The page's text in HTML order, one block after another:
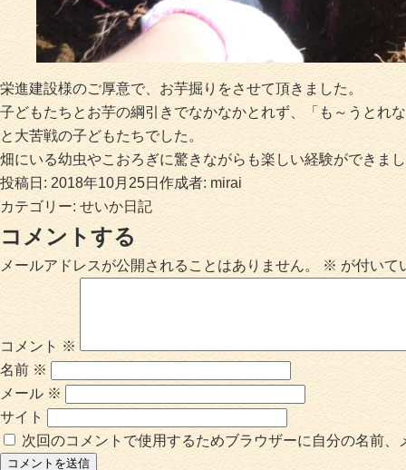
栄進建設様のご厚意で、お芋掘りをさせて頂きました。
子どもたちとお芋の綱引きでなかなかとれず、「も～うとれ
と大苦戦の子どもたちでした。
畑にいる幼虫やこおろぎに驚きながらも楽しい経験ができま
投稿日: 2018年10月25日 作成者: mirai
カテゴリー: せいか日記
コメントする
メールアドレスが公開されることはありません。 ※ が付いて
コメント ※
名前 ※
メール ※
サイト
次回のコメントで使用するためブラウザーに自分の名前